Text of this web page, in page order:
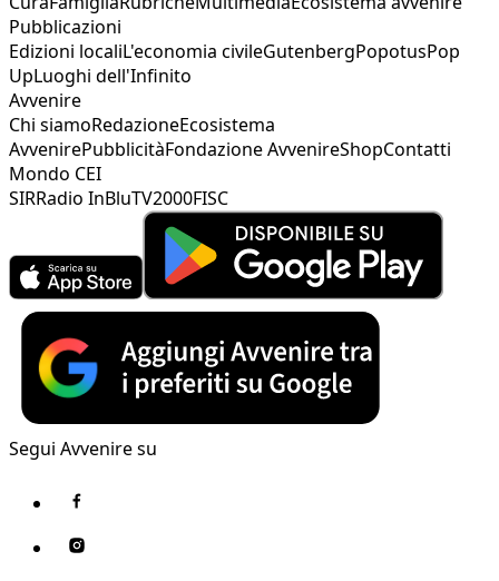
Pubblicazioni
Edizioni localiL'economia civileGutenbergPopotusPop
UpLuoghi dell'Infinito
Avvenire
Chi siamoRedazioneEcosistema
AvvenirePubblicitàFondazione AvvenireShopContatti
Mondo CEI
SIRRadio InBluTV2000FISC
Segui Avvenire su